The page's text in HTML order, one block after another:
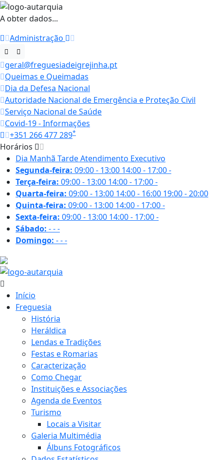
A obter dados...
Administração
geral@freguesiadeigrejinha.pt
Queimas e Queimadas
Dia da Defesa Nacional
Autoridade Nacional de Emergência e Proteção Civil
Serviço Nacional de Saúde
Covid-19 - Informações
+351 266 477 289*
Horários
Dia Manhã TardeAtendimento Executivo
Segunda-feira: 09:00 - 13:00 14:00 - 17:00-
Terça-feira: 09:00 - 13:00 14:00 - 17:00-
Quarta-feira: 09:00 - 13:00 14:00 - 16:00 19:00 - 20:00
Quinta-feira: 09:00 - 13:00 14:00 - 17:00-
Sexta-feira: 09:00 - 13:00 14:00 - 17:00-
Sábado: ---
Domingo: ---
Início
Freguesia
História
Heráldica
Lendas e Tradições
Festas e Romarias
Caracterização
Como Chegar
Instituições e Associações
Agenda de Eventos
Turismo
Locais a Visitar
Galeria Multimédia
Álbuns Fotográficos